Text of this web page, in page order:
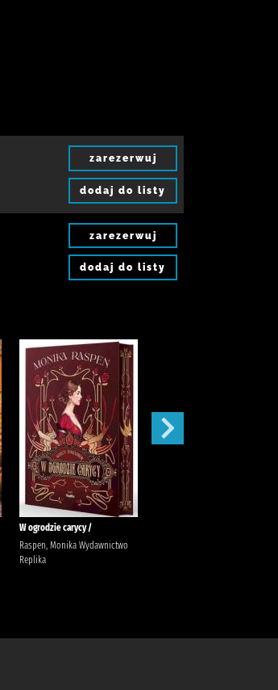
zarezerwuj
dodaj do listy
zarezerwuj
dodaj do listy
W ogrodzie carycy /
Raspen, Monika Wydawnictwo
Replika